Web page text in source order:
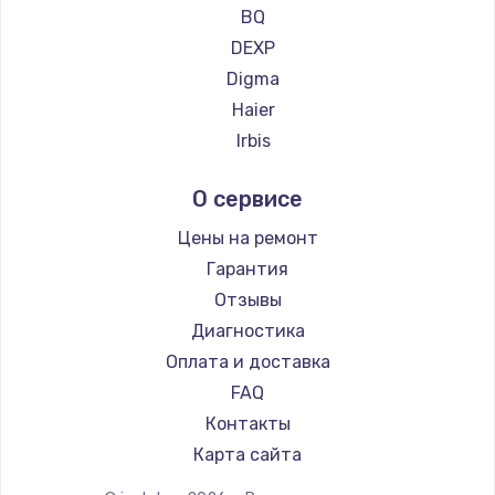
Заказать
Замена клавиатуры
1490 руб.
Заказать
Замена SSD
990 руб.
Заказать
Замена северного моста
2600 руб.
Заказать
Замена экрана
Ремонт планшетов CHUWI
BQ
DEXP
Digma
Haier
Irbis
Microsoft
BlackView
Amazon
Aquarius
Philips
Dell
HP
Getac
ZTE
О сервисе
Цены на ремонт
Гарантия
Отзывы
Диагностика
Оплата и доставка
FAQ
Контакты
Карта сайта